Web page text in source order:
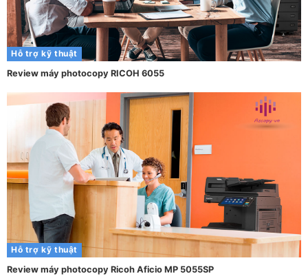
Hỗ trợ kỹ thuật
Review máy photocopy RICOH 6055
Hỗ trợ kỹ thuật
Review máy photocopy Ricoh Aficio MP 5055SP